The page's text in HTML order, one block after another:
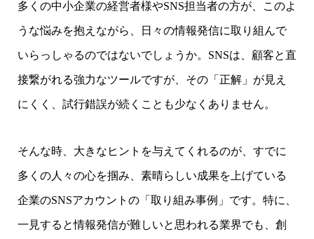
多くの中小企業の経営者様やSNS担当者の方が、このよ
うな悩みを抱えながら、日々の情報発信に取り組んで
いらっしゃるのではないでしょうか。SNSは、顧客と直
接繋がれる強力なツールですが、その「正解」が見え
にくく、試行錯誤が続くことも少なくありません。
そんな時、大きなヒントを与えてくれるのが、すでに
多くの人々の心を掴み、素晴らしい成果を上げている
企業のSNSアカウントの「取り組み事例」です。特に、
一見すると情報発信が難しいと思われる業界でも、創